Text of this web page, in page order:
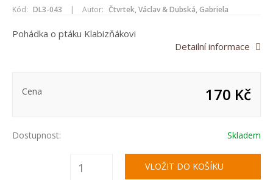
Kód: DL3-043 | Autor: Čtvrtek, Václav & Dubská, Gabriela
Pohádka o ptáku Klabizňákovi
Detailní informace
Cena 170 Kč
Dostupnost: Skladem